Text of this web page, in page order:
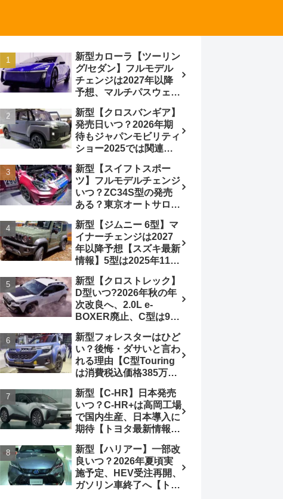
新型カローラ【ツーリン
グ/セダン】フルモデル
チェンジは2027年以降
予想、マルチパスウェイ
BEVからの派生で新開発
小型エンジン搭載の
HEV/PHEV、ギガキャ
ストの採用は無しか【ト
ヨタ最新情報】60周年記
念車発売
新型【クロスバンギア】
発売日いつ？2026年期
待もジャパンモビリティ
ショー2025では関連モ
最新情報】ベース車ノ
ア/ヴォクシーの台湾生
産開始に注目、「ギア」
のほか「コア」と「ツー
ル」、デリカD:5対抗の
クロスオーバーSUVミニ
バン
新型【スイフトスポー
ツ】フルモデルチェンジ
いつ？ZC34S型の発売
ある？東京オートサロン
エロー レヴはスイスポ
コンセプトか？ハイブリ
ッド化/重量増/価格アッ
プが争点【スズキ最新情
報】特別仕様車
「ZC33S Final
Edition」終了
新型【ジムニー 6型】マ
イナーチェンジは2027
年以降予想【スズキ最新
情報】5型は2025年11月
ACC・スズキコネクト
採用
新型【クロストレック】
D型いつ?2026年秋の年
次改良へ、2.0L e-
BOXER廃止、C型は9月
ーボ採用予想【スバル最
新情報】
新型フォレスターはひど
い？後悔・ダサいと言わ
れる理由【C型Touring
は消費税込価格385万円
19.1km/L、納期4～5か
月】ナビUI・冬用タイ
ヤ・ウィルダネス日本発
売は？カーオブザイヤー
とJNCAP大賞受賞後も
残る注意点
新型【C-HR】日本発売
いつ？C-HR+は高岡工場
で国内生産、日本導入に
期待【トヨタ最新情報】
売、2代目HEV・PHEV
は日本未導入
新型【ハリアー】一部改
良いつ？2026年夏頃実
施予定、HEV受注再開、
ガソリン車終了へ【トヨ